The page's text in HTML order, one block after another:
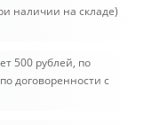
наличии на складе)
500 рублей, по
договоренности с